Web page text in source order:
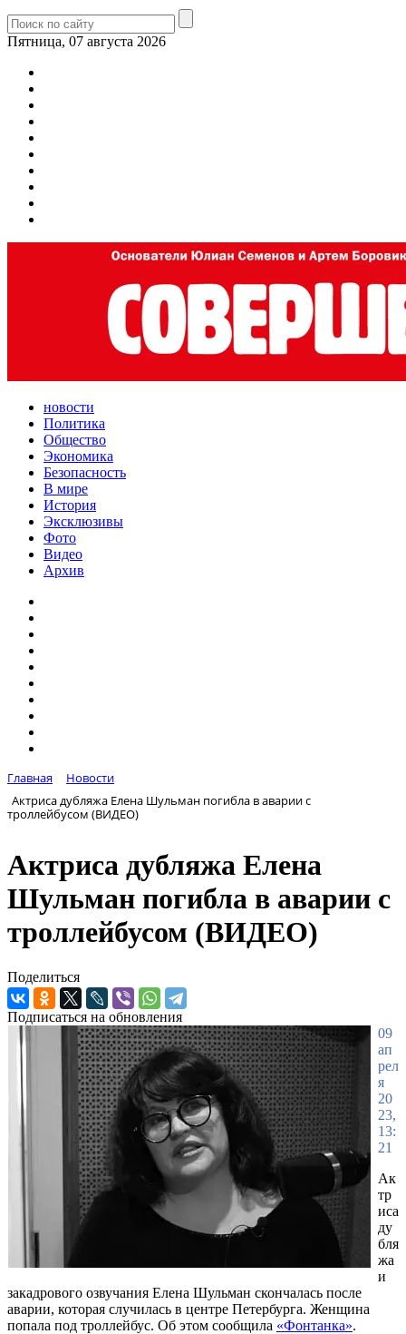
Пятница, 07 августа 2026
новости
Политика
Общество
Экономика
Безопасность
В мире
История
Эксклюзивы
Фото
Видео
Архив
Главная
Новости
Актриса дубляжа Елена Шульман погибла в аварии с
троллейбусом (ВИДЕО)
Актриса дубляжа Елена
Шульман погибла в аварии с
троллейбусом (ВИДЕО)
Поделиться
Подписаться на обновления
09
ап
рел
я
20
23,
13:
21
Ак
тр
иса
ду
бля
жа
и
закадрового озвучания Елена Шульман скончалась после
аварии, которая случилась в центре Петербурга. Женщина
попала под троллейбус. Об этом сообщила «Фонтанка».